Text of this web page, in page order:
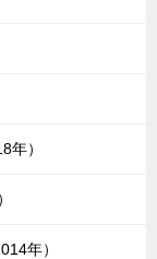
年）
年）